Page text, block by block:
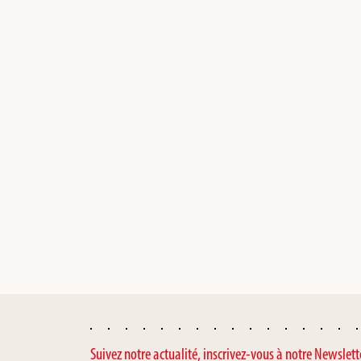
Suivez notre actualité, inscrivez-vous à notre